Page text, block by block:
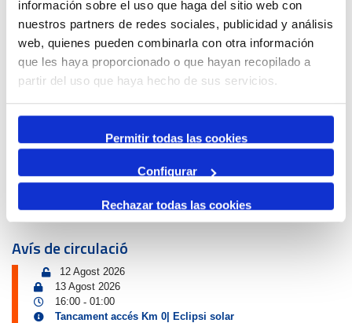
información sobre el uso que haga del sitio web con
nuestros partners de redes sociales, publicidad y análisis
web, quienes pueden combinarla con otra información
que les haya proporcionado o que hayan recopilado a
partir del uso que haya hecho de sus servicios.
Permitir todas las cookies
Configurar
Rechazar todas las cookies
Port i Ciutat
L'ODISSEA DEL WINNIPEG, 1939
Avís de circulació
12 Agost 2026
13 Agost 2026
16:00 - 01:00
Tancament accés Km 0| Eclipsi solar